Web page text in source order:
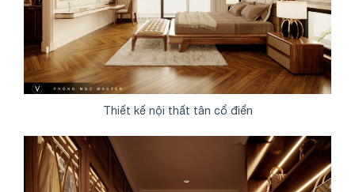
Thiết kế nội thất tân cổ điển